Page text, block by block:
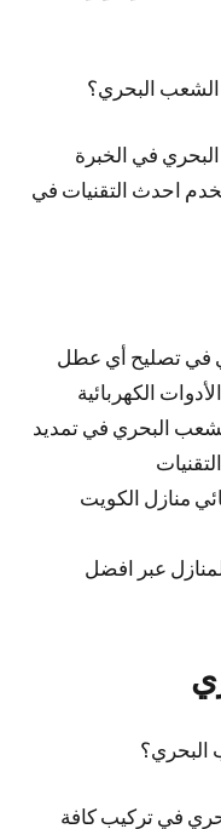
البحري؟
في الخبرة
احدث التقنيات في
في تصليح أي عطل
الكهربائية
البحري في تمديد
منازل الكويت
عبر افضل
في تركيب كافة